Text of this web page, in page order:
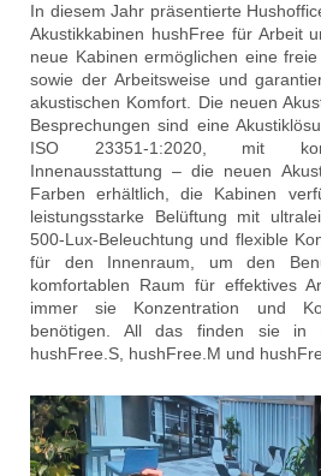
In diesem Jahr präsentierte
Akustikkabinen hushFree für Arbeit
neue Kabinen ermöglichen eine
sowie der Arbeitsweise und
akustischen Komfort. Die neuen
Besprechungen sind eine
ISO 23351-1:2020, mit
Innenausstattung – die neuen
Farben erhältlich, die Kabinen
leistungsstarke Belüftung mit
500-Lux-Beleuchtung und flexible
für den Innenraum, um den
komfortablen Raum für effektives
immer sie Konzentration und
benötigen. All das finden sie in
hushFree.S, hushFree.M und